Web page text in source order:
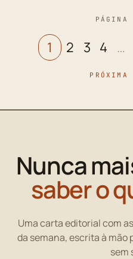
1 2 3 4 …
Nunca
saber o
Uma carta editorial com
da semana, escrita à mão
sem